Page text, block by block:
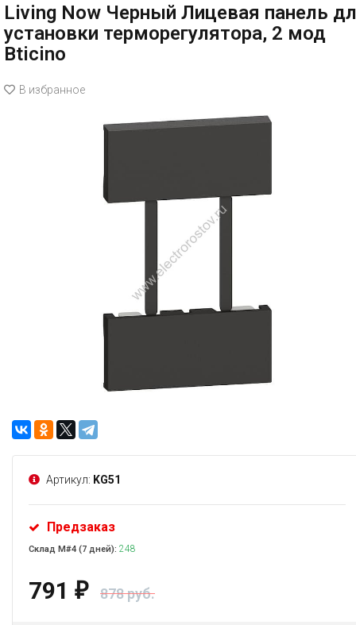
Living Now Черный Лицевая панель
установки терморегулятора, 2 мод
Bticino
В избранное
Артикул: KG51
Предзаказ
Склад М#4 (7 дней): 248
791 ₽ 878 руб.